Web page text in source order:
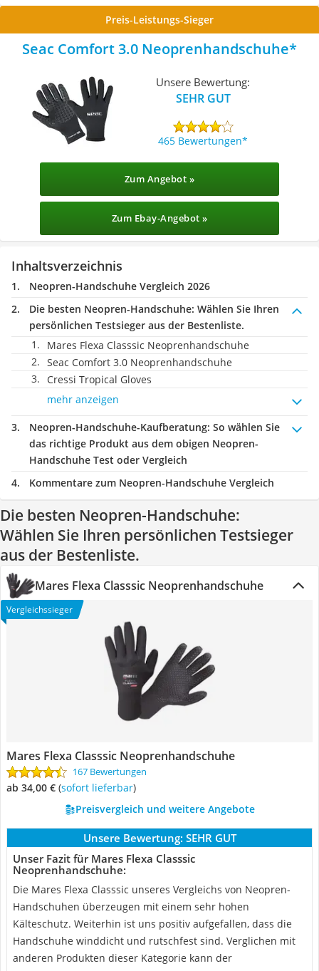
Preis-Leistungs-Sieger
Seac Comfort 3.0 Neoprenhandschuhe
Unsere Bewertung:
SEHR GUT
465 Bewertungen
Zum Angebot »
Zum Ebay-Angebot »
Inhaltsverzeichnis
Neopren-Handschuhe Vergleich 2026
Die besten Neopren-Handschuhe: Wählen Sie Ihren
persönlichen Testsieger aus der Bestenliste.
Mares Flexa Classsic Neoprenhandschuhe
Seac Comfort 3.0 Neoprenhandschuhe
Cressi Tropical Gloves
mehr anzeigen
Neopren-Handschuhe-Kaufberatung: So wählen Sie
das richtige Produkt aus dem obigen Neopren-
Handschuhe Test oder Vergleich
Kommentare zum Neopren-Handschuhe Vergleich
Die besten Neopren-Handschuhe:
Wählen Sie Ihren persönlichen Testsieger
aus der Bestenliste.
Mares Flexa Classsic Neoprenhandschuhe
Vergleichssieger
Mares Flexa Classsic Neoprenhandschuhe
167 Bewertungen
ab 34,00 € ( Sofort lieferbar)
Preisvergleich und weitere Angebote
Unsere Bewertung: SEHR GUT
Unser Fazit für Mares Flexa Classsic
Neoprenhandschuhe:
Die Mares Flexa Classsic unseres Vergleichs von Neopren-
Handschuhen überzeugen mit einem sehr hohen
Kälteschutz. Weiterhin ist uns positiv aufgefallen, dass die
Handschuhe winddicht und rutschfest sind. Verglichen mit
anderen Produkten dieser Kategorie kann der